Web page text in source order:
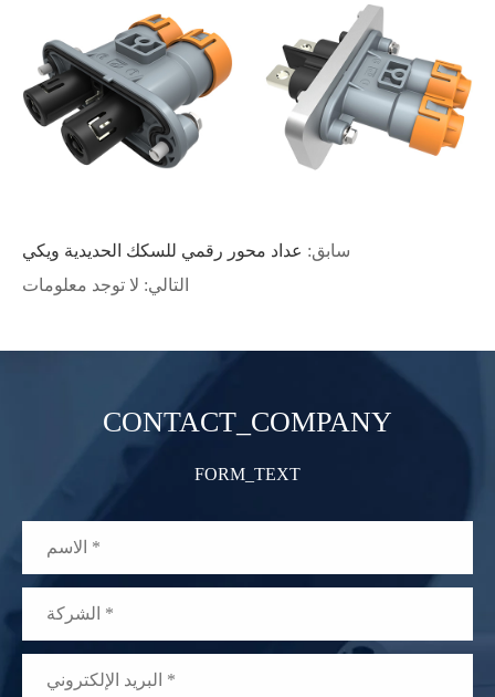
سابق: عداد محور رقمي للسكك الحديدية ويكي
التالي: لا توجد معلومات
CONTACT_COMPANY
FORM_TEXT